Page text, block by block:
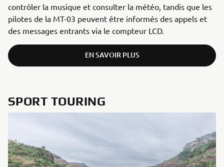
contrôler la musique et consulter la météo, tandis que les
pilotes de la MT-03 peuvent être informés des appels et
des messages entrants via le compteur LCD.
EN SAVOIR PLUS
SPORT TOURING